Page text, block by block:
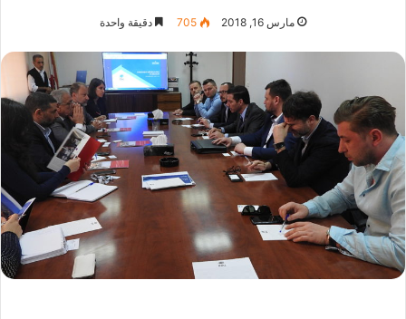
مارس 16, 2018 705 دقيقة واحدة